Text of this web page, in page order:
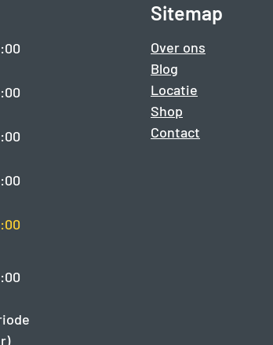
Sitemap
Over ons
Blog
Locatie
Shop
Contact